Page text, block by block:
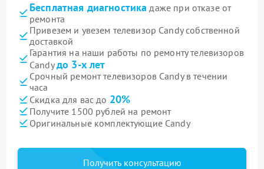
Бесплатная диагностика даже при отказе от
ремонта
Привезем и увезем телевизор Candy собственной
доставкой
Гарантия на наши работы по ремонту телевизоров
Candyдо 3-х лет
Срочный ремонт телевизоров Candy в течении
часа
Скидка для вас до 20%
Получите 1500 рублей на ремонт
Оригинальные комплектующие Candy
Получить консультацию